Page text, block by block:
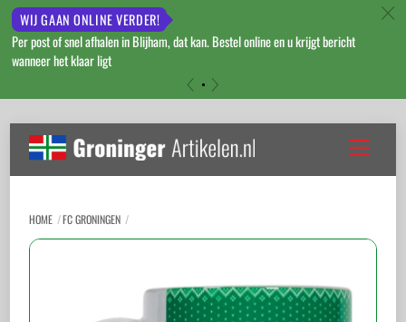
WIJ GAAN ONLINE VERDER!
Per post of snel afhalen in Blijham, dat kan. Bestel online en u krijgt bericht
wanneer het klaar ligt
c
content
Menu
HOME FC GRONINGEN